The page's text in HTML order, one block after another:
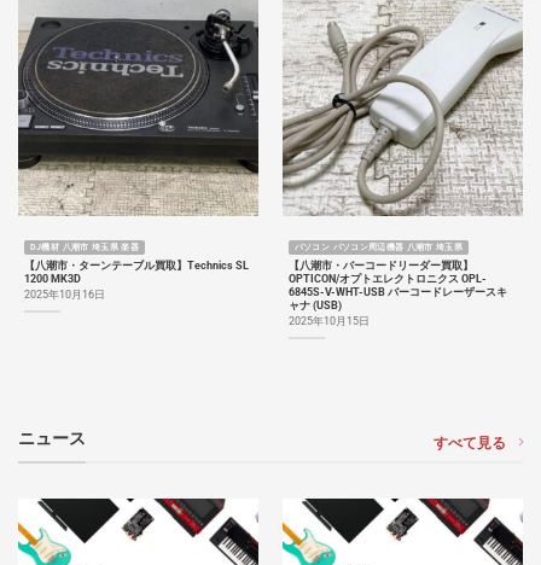
DJ機材 八潮市 埼玉県 楽器
【八潮市・ターンテーブル買取】Technics SL
1200 MK3D
2025年10月16日
パソコン パソコン周辺機器 八潮市 埼玉県
【八潮市・バーコードリーダー買取】
OPTICON/オプトエレクトロニクス OPL-
6845S-V-WHT-USB バーコードレーザースキ
ャナ (USB)
2025年10月15日
ニュース すべて見る